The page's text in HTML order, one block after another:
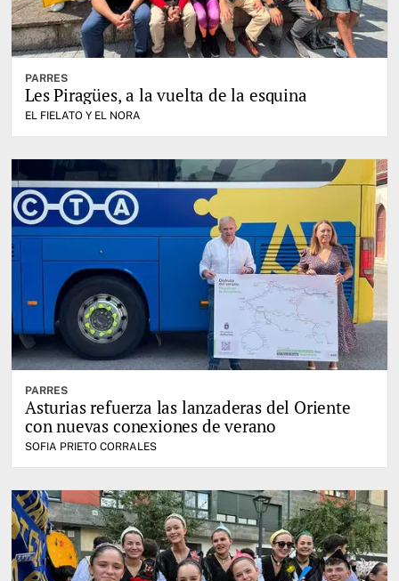
PARRES
Les Piragües, a la vuelta de la esquina
EL FIELATO Y EL NORA
PARRES
Asturias refuerza las lanzaderas del Oriente
con nuevas conexiones de verano
SOFIA PRIETO CORRALES